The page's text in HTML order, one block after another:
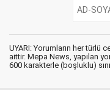
UYARI: Yorumların her türlü
aittir. Mepa News, yapılan
600 karakterle (boşluklu)